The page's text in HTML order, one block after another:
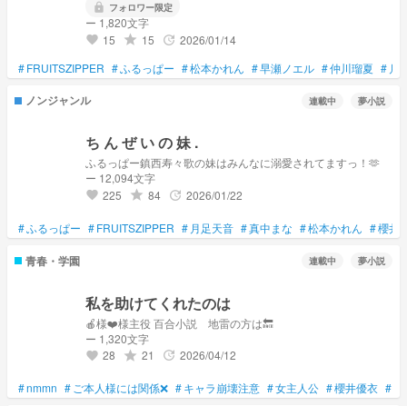
lock フォロワー限定
ー 1,820文字
favorite 15 grade 15 update 2026/01/14
#FRUITSZIPPER #ふるっぱー #松本かれん #早瀬ノエル #仲川瑠夏 # 月
ノンジャンル 連載中 夢小説
ち ん ぜ い の 妹 .
ふるっぱー鎮西寿々歌の妹はみんなに溺愛されてますっ！🫶
ー 12,094文字
favorite 225 grade 84 update 2026/01/22
#ふるっぱー #FRUITSZIPPER # 月足天音 #真中まな #松本かれん #櫻井
青春・学園 連載中 夢小説
私を助けてくれたのは
🍎様❤️様主役 百合小説 地雷の方は🔙
ー 1,320文字
favorite 28 grade 21 update 2026/04/12
#nmmn # ご本人様には関係❌ #キャラ崩壊注意 #女主人公 #櫻井優衣 #